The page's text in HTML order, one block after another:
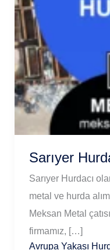
Sarıyer
Sarıyer Hurdacı
metal ve hurda
Meksan Metal
firmamız, […]
Avrupa Yakası